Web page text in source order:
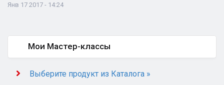
Янв 17 2017 - 14:24
Мои Мастер-классы
Выберите продукт из Каталога »